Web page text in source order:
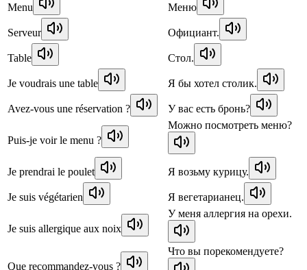
Menu Меню
Serveur Официант.
Table Стол.
Je voudrais une table Я бы хотел столик.
Avez-vous une réservation ? У вас есть бронь?
Puis-je voir le menu ?
Можно посмотреть меню?
Je prendrai le poulet Я возьму курицу.
Je suis végétarien Я вегетарианец.
Je suis allergique aux noix
У меня аллергия на орехи.
Que recommandez-vous ?
Что вы порекомендуете?